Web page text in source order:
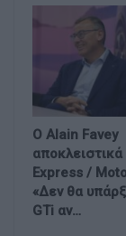
Ο Alain Favey
Express /
«Δεν θα
GTi αν…